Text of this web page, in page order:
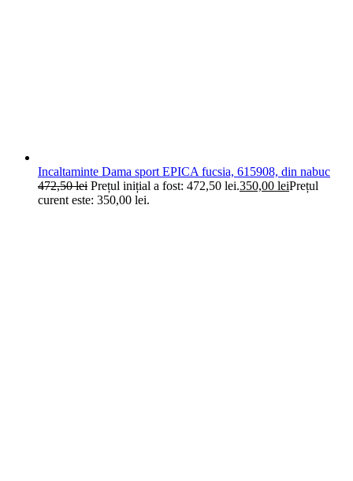
Incaltaminte Dama sport EPICA fucsia, 615908, din nabuc
472,50lei Prețul inițial a fost: 472,50 lei.350,00 leiPrețul
curent este: 350,00 lei.